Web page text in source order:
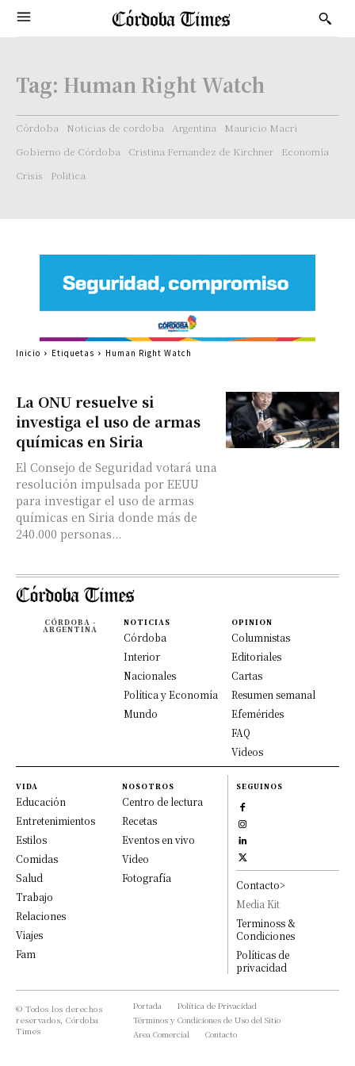
Tag: Human Right Watch
Córdoba Noticias de cordoba Argentina
Mauricio Macri
Gobierno de Córdoba
Cristina Fernandez de Kirchner
Economía
Crisis
Politica
La ONU resuelve si
investiga el uso de armas
químicas en Siria
El Consejo de Seguridad votará una
resolución impulsada por EEUU
para investigar el uso de armas
químicas en Siria donde más de
240.000 personas...
Inicio Etiquetas Human Right Watch
CÓRDOBA -
ARGENTINA
NOTICIAS
Córdoba
Interior
Nacionales
Política y Economía
Mundo
OPINION
Columnistas
Editoriales
Cartas
Resumen semanal
Efemérides
FAQ
Videos
VIDA
Educación
Entretenimientos
Estilos
Comidas
Salud
Trabajo
Relaciones
Viajes
Fam
NOSOTROS
Centro de lectura
Recetas
Eventos en vivo
Video
Fotografía
SEGUINOS
Contacto>
Media Kit
Terminoss &
Condiciones
Políticas de
privacidad
© Todos los derechos
reservados, Córdoba
Times
Portada
Política de Privacidad
Términos y Condiciones de Uso del Sitio
Area Comercial
Contacto